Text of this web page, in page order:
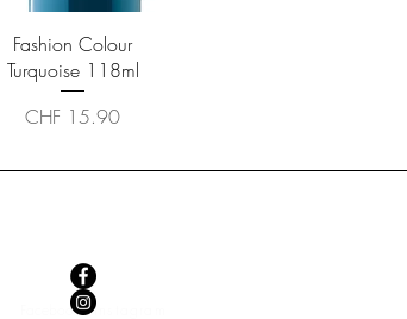
Schnellansicht
Fashion Colour
Turquoise 118ml
Preis
CHF 15.90
FacebookInstagram